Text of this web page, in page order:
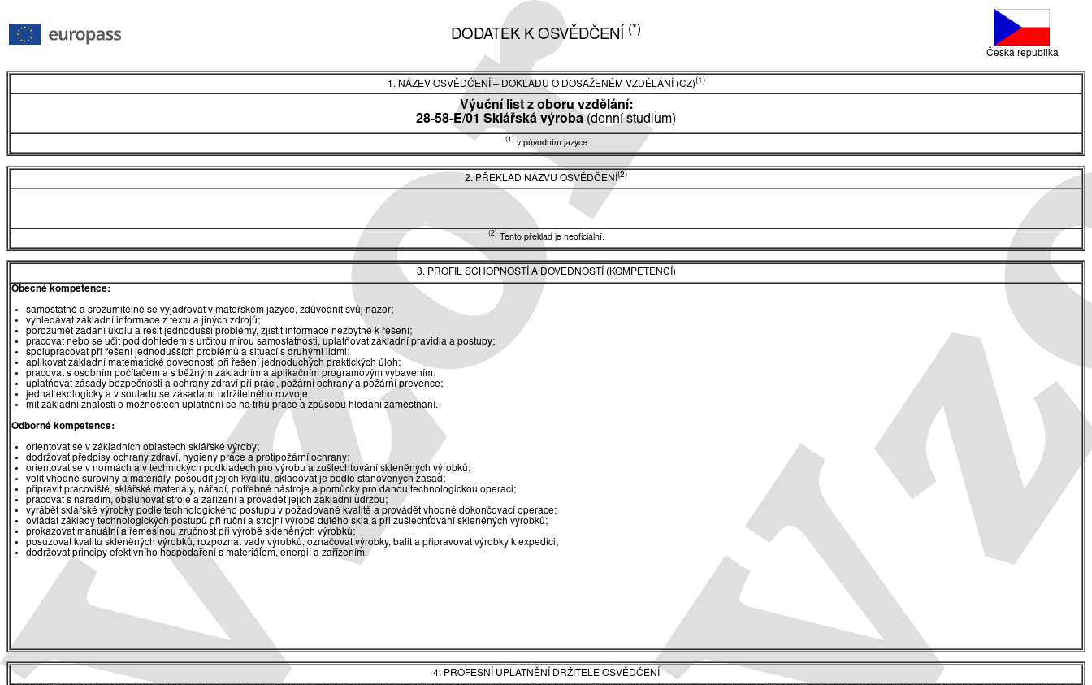
DODATEK K OSVĚDČENÍ (*)
Česká republika
1. NÁZEV OSVĚDČENÍ –DOKLADU O DOSAŽENÉM VZDĚLÁNÍ (CZ)(1)
Výuční list z oboru vzdělání:
28-58-E/01 Sklářská výroba (denní studium)
(1) v původním jazyce
2. PŘEKLAD NÁZVU OSVĚDČENÍ (2)
(2) Tento překlad je neoficiální.
3. PROFIL SCHOPNOSTÍ A DOVEDNOSTÍ (KOMPETENCÍ)
Obecné kompetence:
samostatně a srozumitelně se vyjadřovat v mateřském jazyce, zdůvodnit svůj názor;
vyhledávat základní informace z textu a jiných zdrojů;
porozumět zadání úkolu a řešit jednodušší problémy, zjistit informace nezbytné k řešení;
pracovat nebo se učit pod dohledem s určitou mírou samostatnosti, uplatňovat základní pravidla a postupy;
spolupracovat při řešení jednodušších problémů a situací s druhými lidmi;
aplikovat základní matematické dovednosti při řešení jednoduchých praktických úloh;
pracovat s osobním počítačem a s běžným základním a aplikačním programovým vybavením;
uplatňovat zásady bezpečnosti a ochrany zdraví při práci, požární ochrany a požární prevence;
jednat ekologicky a v souladu se zásadami udržitelného rozvoje;
mít základní znalosti o možnostech uplatnění se na trhu práce a způsobu hledání zaměstnání.
Odborné kompetence:
orientovat se v základních oblastech sklářské výroby;
dodržovat předpisy ochrany zdraví, hygieny práce a protipožární ochrany;
orientovat se v normách a v technických podkladech pro výrobu a zušlechťování skleněných výrobků;
volit vhodné suroviny a materiály, posoudit jejich kvalitu, skladovat je podle stanovených zásad;
připravit pracoviště, sklářské materiály, nářadí, potřebné nástroje a pomůcky pro danou technologickou operaci;
pracovat s nářadím, obsluhovat stroje a zařízení a provádět jejich základní údržbu;
vyrábět sklářské výrobky podle technologického postupu v požadované kvalitě a provádět vhodné dokončovací operace;
ovládat základy technologických postupů při ruční a strojní výrobě dutého skla a při zušlechťování skleněných výrobků;
prokazovat manuální a řemeslnou zručnost při výrobě skleněných výrobků;
posuzovat kvalitu skleněných výrobků, rozpoznat vady výrobků, označovat výrobky, balit a připravovat výrobky k expedici;
dodržovat principy efektivního hospodaření s materiálem, energií a zařízením.
4. PROFESNÍ UPLATNĚNÍ DRŽITELE OSVĚDČENÍ